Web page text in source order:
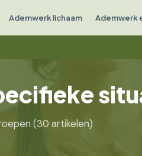
Ademwerk lichaam Ademwerk
(30 artikelen)